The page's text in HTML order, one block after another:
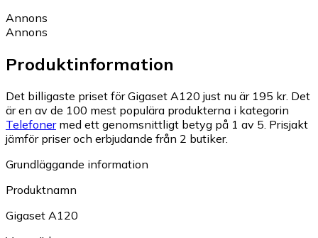
Annons
Annons
Produktinformation
Det billigaste priset för Gigaset A120 just nu är 195 kr. Det
är en av de 100 mest populära produkterna i kategorin
Telefonermed ett genomsnittligt betyg på 1 av 5. Prisjakt
jämför priser och erbjudande från 2 butiker.
Grundläggande information
Produktnamn
Gigaset A120